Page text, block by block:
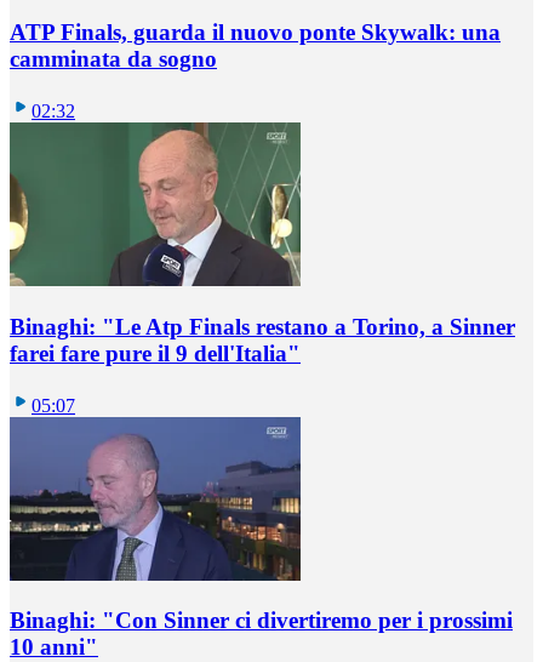
ATP Finals, guarda il nuovo ponte Skywalk: una
camminata da sogno
02:32
Binaghi: "Le Atp Finals restano a Torino, a Sinner
farei fare pure il 9 dell'Italia"
05:07
Binaghi: "Con Sinner ci divertiremo per i prossimi
10 anni"